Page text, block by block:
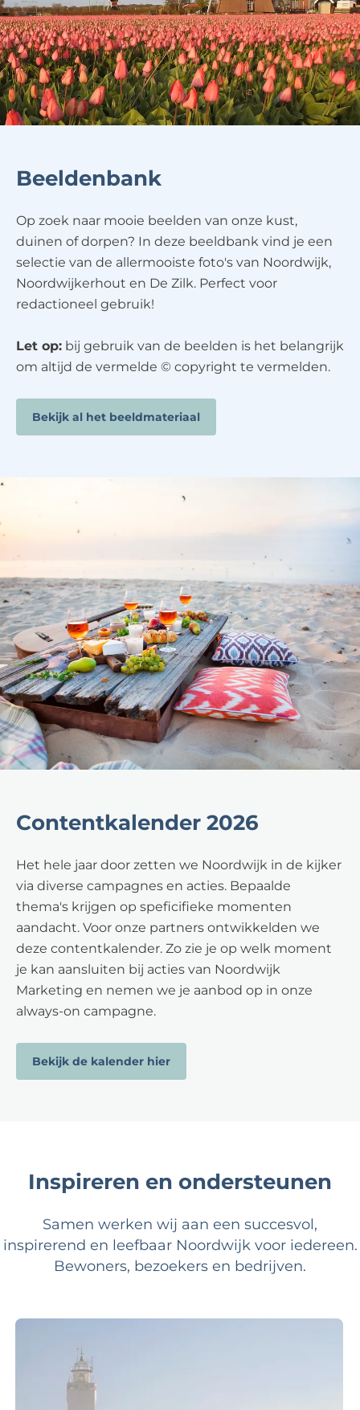
Beeldenbank
Op zoek naar mooie beelden van onze kust,
duinen of dorpen? In deze beeldbank vind je een
selectie van de allermooiste foto's van Noordwijk,
Noordwijkerhout en De Zilk. Perfect voor
redactioneel gebruik!
Let op: bij gebruik van de beelden is het belangrijk
om altijd de vermelde © copyright te vermelden.
Bekijk al het beeldmateriaal
Contentkalender 2026
Het hele jaar door zetten we Noordwijk in de kijker
via diverse campagnes en acties. Bepaalde
thema's krijgen op speficifieke momenten
aandacht. Voor onze partners ontwikkelden we
deze contentkalender. Zo zie je op welk moment
je kan aansluiten bij acties van Noordwijk
Marketing en nemen we je aanbod op in onze
always-on campagne.
Bekijk de kalender hier
Inspireren en ondersteunen
Samen werken wij aan een succesvol,
inspirerend en leefbaar Noordwijk voor iedereen.
Bewoners, bezoekers en bedrijven.
M